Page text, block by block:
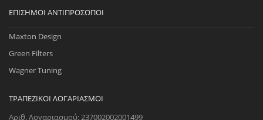
ΕΠΊΣΗΜΟΙ ΑΝΤΙΠΡΌΣΩΠΟΙ
Maxton Design
Green Filters
Wagner Tuning
ΤΡΑΠΕΖΙΚΟΊ ΛΟΓΑΡΙΑΣΜΟΊ
Αριθ. Λογαριασμού: 237002002001499